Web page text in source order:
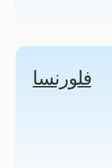
فلورنسا